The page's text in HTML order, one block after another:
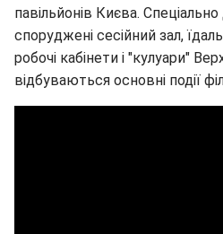
павільйонів Києва.
споруджені сесійний зал,
робочі кабінети і "кулуари"
відбуваються основні події